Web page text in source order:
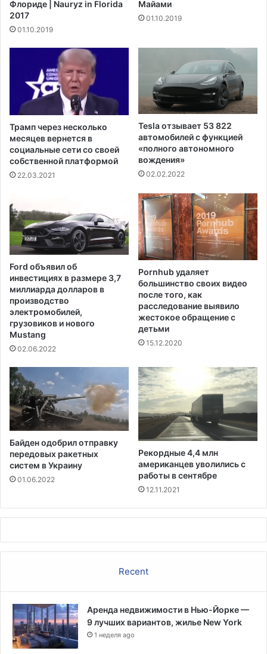
а
н
и
о
н
н
д
е
я
т
л
ь
о
с
т
ь
н
а
р
я
д
у
с
г
р
а
д
и
с
с
л
н
ы
х
о
н
е
р
о
Флориде | Nauryz in Florida
2017
01.10.2019
Майами
01.10.2019
Трамп через несколько
месяцев вернется в
социальные сети со своей
собственной платформой
22.03.2021
Tesla отзывает 53 822
автомобилей с функцией
«полного автономного
вождения»
02.02.2022
Ford объявил об
инвестициях в размере 3,7
миллиарда долларов в
производство
электромобилей,
грузовиков и нового
Mustang
02.06.2022
Pornhub удаляет
большинство своих видео
после того, как
расследование выявило
жестокое обращение с
детьми
15.12.2020
Байден одобрил отправку
передовых ракетных
систем в Украину
01.06.2022
Рекордные 4,4 млн
американцев уволились с
работы в сентябре
12.11.2021
Recent
Аренда недвижимости в Нью-Йорке —
9 лучших вариантов, жилье New York
1 неделя ago